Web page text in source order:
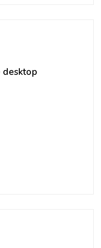
desktop